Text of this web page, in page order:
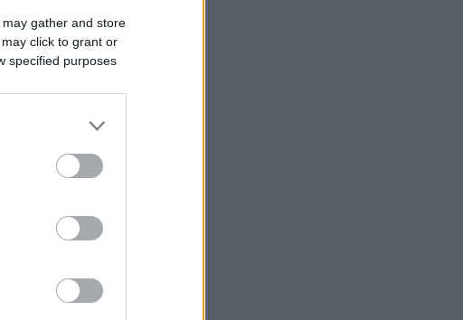
gather and store
click to grant or
specified purposes